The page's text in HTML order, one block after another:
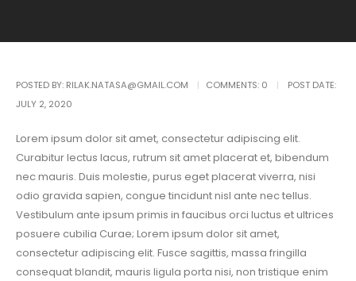
POSTED BY: RILAK.NATASA@GMAIL.COM COMMENTS: 0
POST DATE:
JULY 2, 2020
Lorem ipsum dolor sit amet, consectetur adipiscing elit.
Curabitur lectus lacus, rutrum sit amet placerat et, bibendum
nec mauris. Duis molestie, purus eget placerat viverra, nisi
odio gravida sapien, congue tincidunt nisl ante nec tellus.
Vestibulum ante ipsum primis in faucibus orci luctus et ultrices
posuere cubilia Curae; Lorem ipsum dolor sit amet,
consectetur adipiscing elit. Fusce sagittis, massa fringilla
consequat blandit, mauris ligula porta nisi, non tristique enim